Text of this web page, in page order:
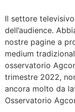
Il settore
dell’audience.
nostre pagine a
medium
osservatorio
trimestre 2022,
ancora molto da
Osservatorio